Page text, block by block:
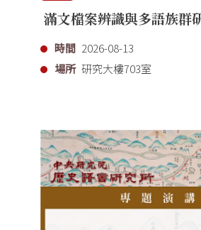
滿文檔案辨識與多語族群
時間 2026-08-13
場所 研究大樓703室